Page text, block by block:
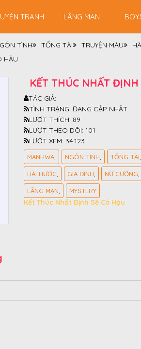
TRANH LÃNG MẠN
TÌNH TỔNG TÀI TRUYỆN MÀU
HẬU
KẾT THÚC NHẤT ĐỊNH
TÁC GIẢ:
TÌNH TRẠNG: ĐANG CẬP NHẬT
LƯỢT THÍCH: 89
LƯỢT THEO DÕI: 101
LƯỢT XEM: 34.123
MANHWA NGÔN TÌNH TỔNG TÀI
HÀI HƯỚC GIA ĐÌNH NỮ CƯỜNG
LÃNG MẠN MYSTERY
Kết Thúc Nhất Định Sẽ Có Hậu